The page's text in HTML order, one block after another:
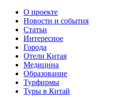
О проекте
Новости и события
Статьи
Интересное
Города
Отели Китая
Медицина
Образование
Турфирмы
Туры в Китай